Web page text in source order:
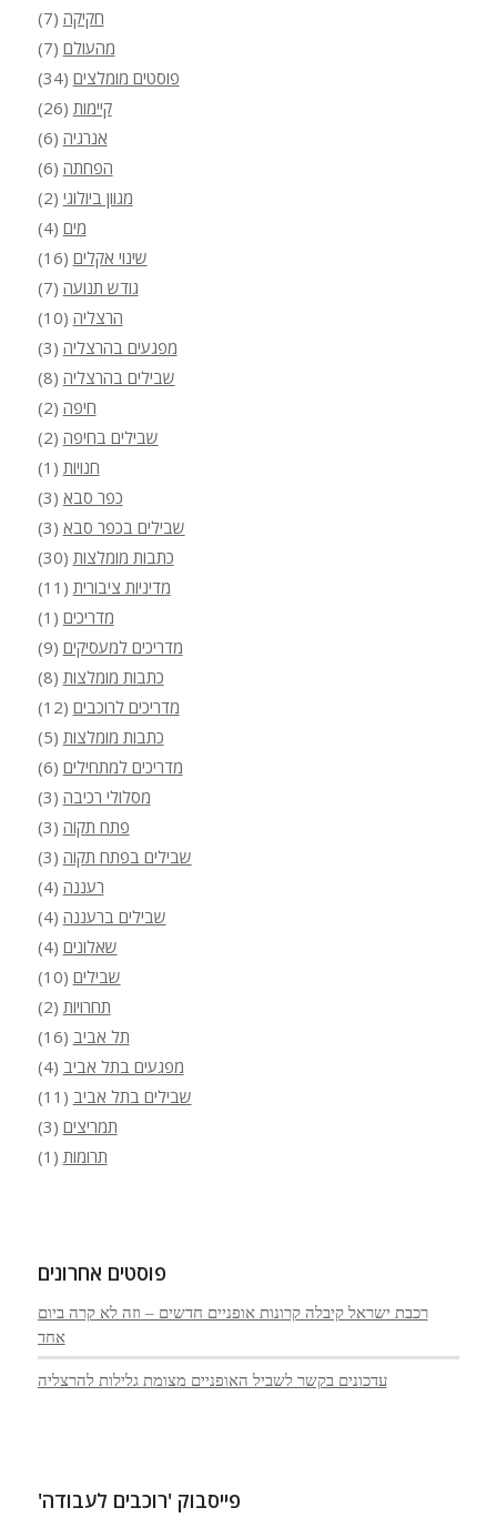
חקיקה (7)
מהעולם (7)
פוסטים מומלצים (34)
קיימות (26)
אנרגיה (6)
הפחתה (6)
מגוון ביולוגי (2)
מים (4)
שינוי אקלים (16)
גודש תנועה (7)
הרצליה (10)
מפגעים בהרצליה (3)
שבילים בהרצליה (8)
חיפה (2)
שבילים בחיפה (2)
חנויות (1)
כפר סבא (3)
שבילים בכפר סבא (3)
כתבות מומלצות (30)
מדיניות ציבורית (11)
מדריכים (1)
מדריכים למעסיקים (9)
כתבות מומלצות (8)
מדריכים לרוכבים (12)
כתבות מומלצות (5)
מדריכים למתחילים (6)
מסלולי רכיבה (3)
פתח תקוה (3)
שבילים בפתח תקוה (3)
רעננה (4)
שבילים ברעננה (4)
שאלונים (4)
שבילים (10)
תחרויות (2)
תל אביב (16)
מפגעים בתל אביב (4)
שבילים בתל אביב (11)
תמריצים (3)
תרומות (1)
פוסטים אחרונים
רכבת ישראל קיבלה קרונות אופניים חדשים – וזה לא קרה ביום
אחד
עדכונים בקשר לשביל האופניים מצומת גלילות להרצליה
פייסבוק 'רוכבים לעבודה'